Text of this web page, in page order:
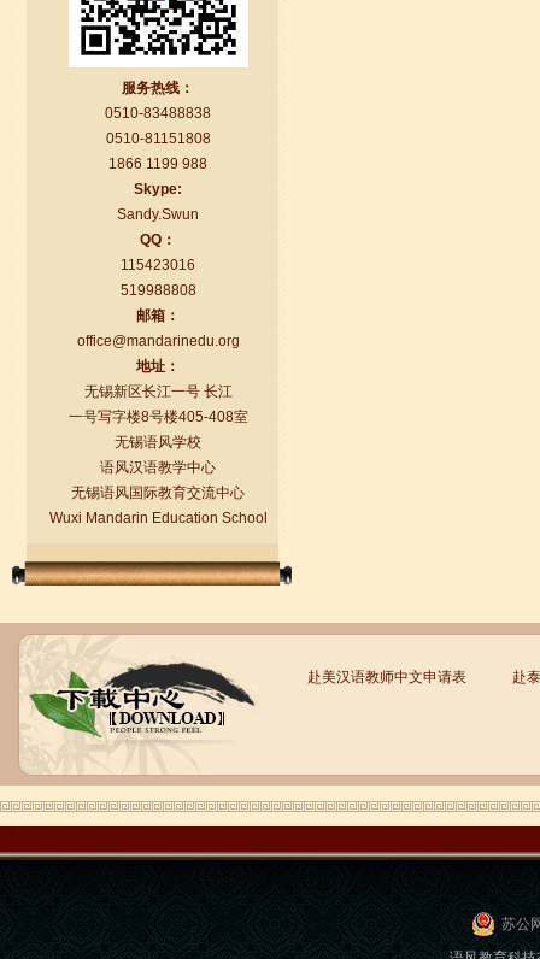
天我都学习中国文化...
语风汉语学生Florent
我非常喜欢无锡语风汉语学校，这里真
的有最简单的汉语学习方法，我学习汉
语的速度比我原来打算的快得多。我的
汉语老师们都非常可...
语风汉语学生Brad
我叫Brad,我是澳大利亚人，我在语风
汉语学校学习汉语。我现在可以独立和
我的中国朋友说很流利的汉语。谢谢语
服务热线：
0510-83488838
0510-81151808
1866 1199 988
Skype:
Sandy.Swun
QQ：
115423016
519988808
邮箱：
office@mandarinedu.org
地址：
无锡新区长江一号 长江
一号写字楼8号楼405-408室
无锡语风学校
语风汉语教学中心
无锡语风国际教育交流中心
Wuxi Mandarin Education School
赴美汉语教师中文申请表 赴
苏公